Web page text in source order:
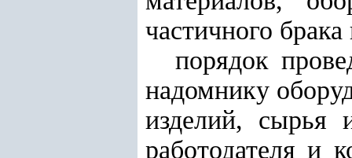
частичного
порядок
надомнику
изделий, сырья
работодателя и